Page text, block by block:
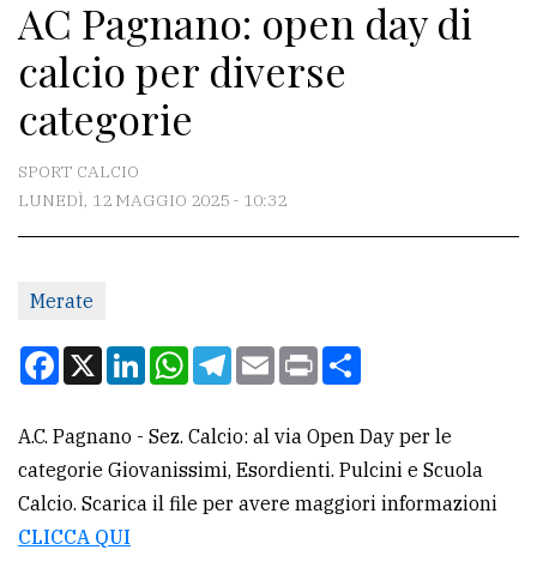
Associazioni
Meteo
CONTATTI
Scrivici
Per
la
pubblicità
CERCA
AC Pagnano: open day di
calcio per diverse
categorie
SPORT CALCIO
LUNEDÌ, 12 MAGGIO 2025 - 10:32
Merate
Facebook
X LinkedInWhatsApp
Telegram
EmailPrint
A.C. Pagnano - Sez. Calcio: al via Open Day per le
categorie Giovanissimi, Esordienti. Pulcini e Scuola
Calcio. Scarica il file per avere maggiori informazioni
CLICCA QUI